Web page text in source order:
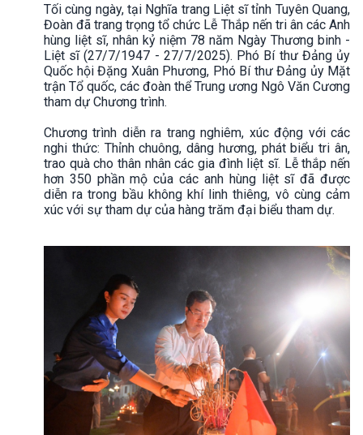
Tối cùng ngày, tại Nghĩa trang Liệt sĩ tỉnh Tuyên Quang,
Đoàn đã trang trọng tổ chức Lễ Thắp nến tri ân các Anh
hùng liệt sĩ, nhân kỷ niệm 78 năm Ngày Thương binh -
Liệt sĩ (27/7/1947 - 27/7/2025). Phó Bí thư Đảng ủy
Quốc hội Đặng Xuân Phương, Phó Bí thư Đảng ủy Mặt
trận Tổ quốc, các đoàn thể Trung ương Ngô Văn Cương
tham dự Chương trình.
Chương trình diễn ra trang nghiêm, xúc động với các
nghi thức: Thỉnh chuông, dâng hương, phát biểu tri ân,
trao quà cho thân nhân các gia đình liệt sĩ. Lễ thắp nến
hơn 350 phần mộ của các anh hùng liệt sĩ đã được
diễn ra trong bầu không khí linh thiêng, vô cùng cảm
xúc với sự tham dự của hàng trăm đại biểu tham dự.